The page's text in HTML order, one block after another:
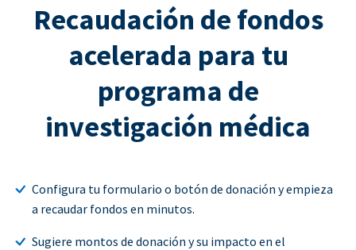
Recaudación de fondos
acelerada para tu
programa de
investigación médica
Configura tu formulario o botón de donación y empieza
a recaudar fondos en minutos.
Sugiere montos de donación y su impacto en el